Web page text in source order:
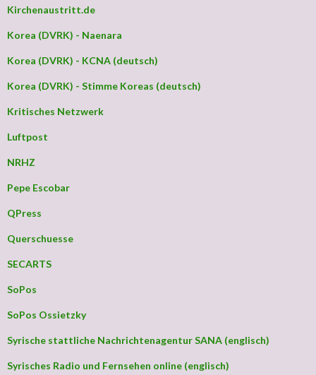
Kirchenaustritt.de
Korea (DVRK) - Naenara
Korea (DVRK) - KCNA (deutsch)
Korea (DVRK) - Stimme Koreas (deutsch)
Kritisches Netzwerk
Luftpost
NRHZ
Pepe Escobar
QPress
Querschuesse
SECARTS
SoPos
SoPos Ossietzky
Syrische stattliche Nachrichtenagentur SANA (englisch)
Syrisches Radio und Fernsehen online (englisch)